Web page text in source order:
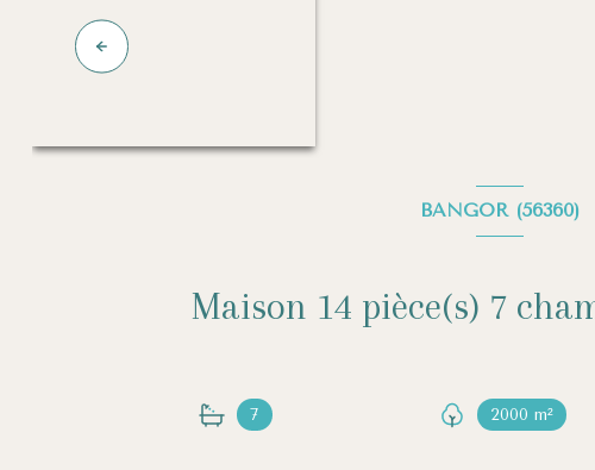
BANGOR (56360)
7 2000 m²